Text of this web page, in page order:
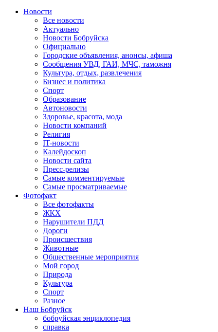
Новости
Все новости
Актуально
Новости Бобруйска
Официально
Городские объявления, анонсы, афиша
Сообщения УВД, ГАИ, МЧС, таможня
Культура, отдых, развлечения
Бизнес и политика
Спорт
Образование
Автоновости
Здоровье, красота, мода
Новости компаний
Религия
IT-новости
Калейдоскоп
Новости сайта
Пресс-релизы
Самые комментируемые
Самые просматриваемые
Фотофакт
Все фотофакты
ЖКХ
Нарушители ПДД
Дороги
Происшествия
Животные
Общественные мероприятия
Мой город
Природа
Культура
Спорт
Разное
Наш Бобруйск
бобруйская энциклопедия
справка